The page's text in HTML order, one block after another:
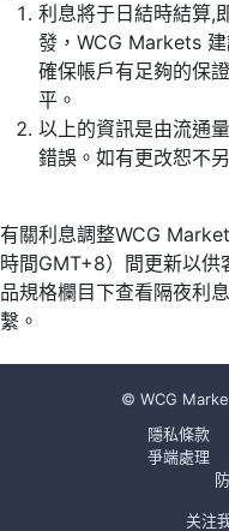
利息將于日結時結算,
發，WCG Markets
確保帳戶有足夠的保
平。
以上的資訊是由流通
錯誤。如有更改恕不
有關利息調整WCG
時間GMT+8）間更新以
品規格欄目下查看隔夜利
繫。
© WCG
隱私條款
爭端處理
关注